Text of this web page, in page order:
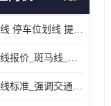
焦作道路划线 停车位划线 提供交通分流
济源道路划线报价_斑马线_提供紧急停车带
南阳车位划线标准_强调交通规则